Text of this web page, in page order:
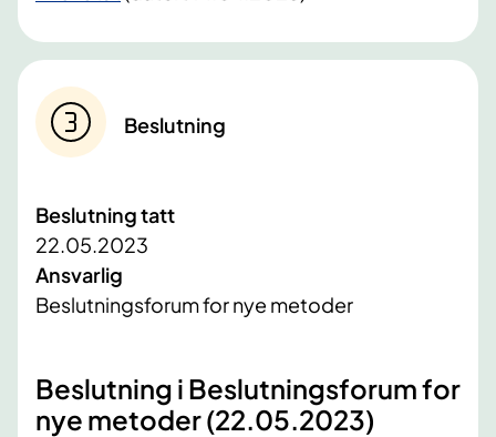
Beslutning
Beslutning tatt
22.05.2023
Ansvarlig
Beslutningsforum for nye metoder
​Beslutning i Beslutningsforum for
nye metoder (22.05.2023)